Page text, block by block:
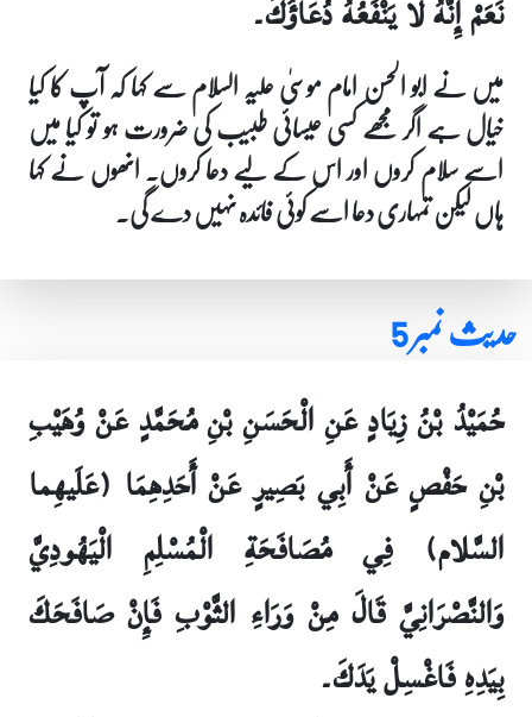
نَعَمْ إِنَّهُ لا يَنْفَعُهُ دُعَاؤُكَ۔
میں نے ابو الحسن امام موسیٰ علیہ السلام سے کہا کہ آپ کا کیا
خیال ہے اگر مجھے کسی عیسائی طبیب کی ضرورت ہو تو کیا میں
اسے سلام کروں اور اس کے لیے دعا کروں۔ انھوں نے کہا
ہاں لیکن تمہاری دعا اسے کوئی فائدہ نہیں دے گی۔
حدیث نمبر 5
حُمَيْدُ بْنُ زِيَادٍ عَنِ الْحَسَنِ بْنِ مُحَمَّدٍ عَنْ وُهَيْبِ
بْنِ حَفْصٍ عَنْ أَبِي بَصِيرٍ عَنْ أَحَدِهِمَا (عَلَيهِما
السَّلام) فِي مُصَافَحَةِ الْمُسْلِمِ الْيَهُودِيَّ
وَالنَّصْرَانِيَّ قَالَ مِنْ وَرَاءِ الثَّوْبِ فَإِنْ صَافَحَكَ
بِيَدِهِ فَاغْسِلْ يَدَكَ۔